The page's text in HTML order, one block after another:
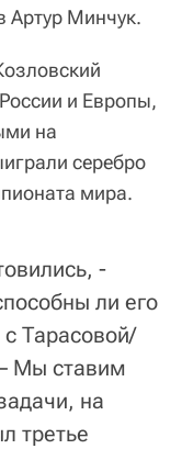
Артур Минчук.
и Европы,
на
серебро
мира.
-
ли его
Тарасовой/
Мы ставим
на
третье